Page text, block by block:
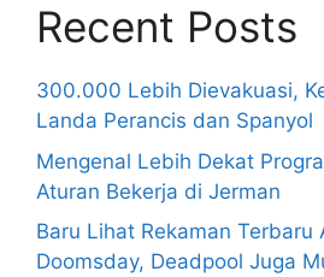
Recent Posts
300.000 Lebih Dievakuasi,
Landa Perancis dan Spanyol
Mengenal Lebih Dekat
Aturan Bekerja di Jerman
Baru Lihat Rekaman Terbaru
Doomsday, Deadpool Juga